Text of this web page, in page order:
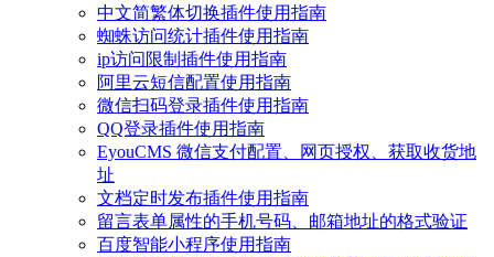
中文简繁体切换插件使用指南
蜘蛛访问统计插件使用指南
ip访问限制插件使用指南
阿里云短信配置使用指南
微信扫码登录插件使用指南
QQ登录插件使用指南
EyouCMS 微信支付配置、网页授权、获取收货地
址
文档定时发布插件使用指南
留言表单属性的手机号码、邮箱地址的格式验证
百度智能小程序使用指南